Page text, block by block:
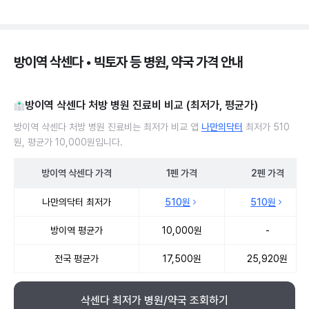
방이역 삭센다 • 빅토자 등 병원, 약국 가격 안내
방이역 삭센다 처방 병원 진료비 비교 (최저가, 평균가)
방이역 삭센다 처방 병원 진료비는 최저가 비교 앱 나만의닥터 최저가 510
원, 평균가 10,000원입니다.
방이역 삭센다가격 1펜 가격 2펜 가격
나만의닥터 최저가 510원 510원
방이역 평균가 10,000원 -
전국 평균가 17,500원 25,920원
삭센다 최저가 병원/약국 조회하기